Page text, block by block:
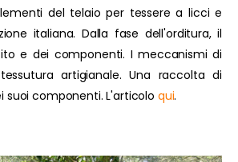
del telaio per tessere a licci e
italiana. Dalla fase dell'orditura, il
e dei componenti. I meccanismi di
artigianale. Una raccolta di
suoi componenti. L'articolo qui.